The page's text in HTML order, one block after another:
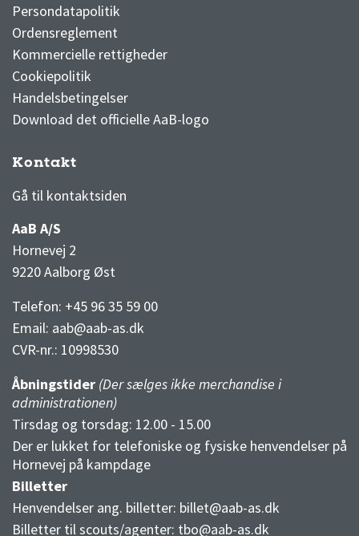
Persondatapolitik
Ordensreglement
Kommercielle rettigheder
Cookiepolitik
Handelsbetingelser
Download det officielle AaB-logo
Kontakt
Gå til kontaktsiden
AaB A/S
Hornevej 2
9220 Aalborg Øst
Telefon: +45 96 35 59 00
Email: aab@aab-as.dk
CVR-nr.: 10998530
Åbningstider (Der sælges ikke merchandise i
administrationen)
Tirsdag og torsdag: 12.00 - 15.00
Der er lukket for telefoniske og fysiske henvendelser på
Hornevej på kampdage
Billetter
Henvendelser ang. billetter: billet@aab-as.dk
Billetter til scouts/agenter: tbo@aab-as.dk